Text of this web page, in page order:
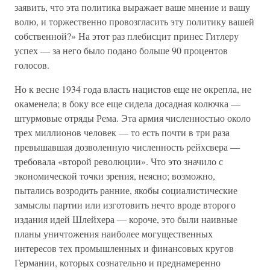
заявить, что эта политика выражает ваше мнение и вашу
волю, и торжественно провозгласить эту политику вашей
собственной?» На этот раз плебисцит принес Гитлеру
успех — за него было подано больше 90 процентов
голосов.
Но к весне 1934 года власть нацистов еще не окрепла, не
окаменела; в боку все еще сидела досадная колючка —
штурмовые отряды Рема. Эта армия численностью около
трех миллионов человек — то есть почти в три раза
превышавшая дозволенную численность рейхсвера —
требовала «второй революции». Что это значило с
экономической точки зрения, неясно; возможно,
пытались возродить ранние, якобы социалистические
замыслы партии или изготовить нечто вроде второго
издания идей Шлейхера — короче, это были наивные
планы уничтожения наиболее могущественных
интересов тех промышленных и финансовых кругов
Германии, которых сознательно и преднамеренно